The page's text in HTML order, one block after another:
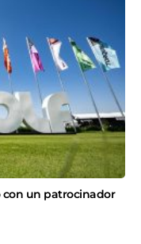
con un patrocinador